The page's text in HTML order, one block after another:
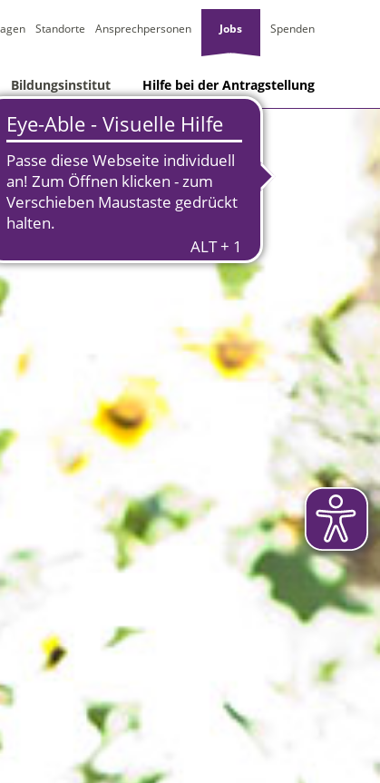
Bildungsinstitut Hilfe bei der Antragstellung
Standorte Ansprechpersonen Jobs Spenden